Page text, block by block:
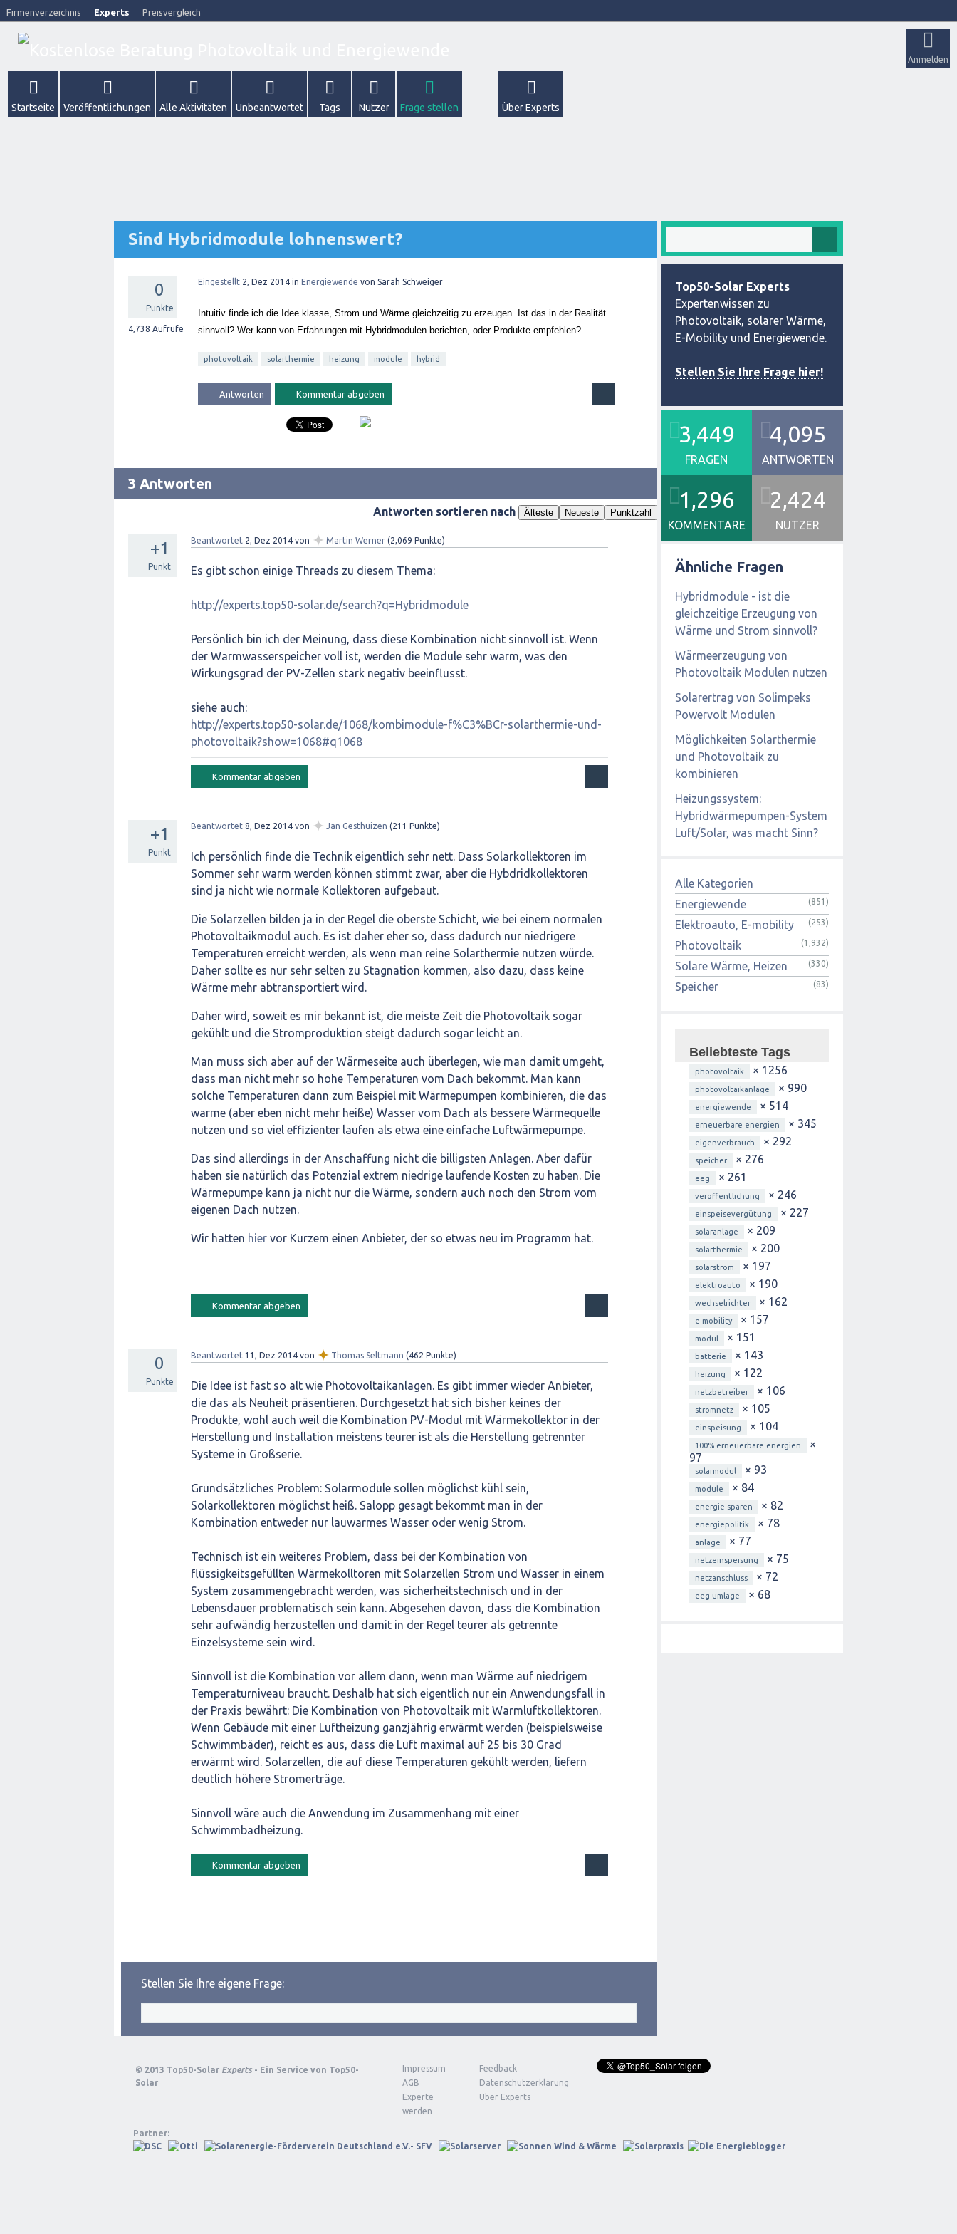
Firmenverzeichnis Experts Preisvergleich
Anmelden
Startseite Veröffentlichungen Alle Aktivitäten Unbeantwortet Tags Nutzer Frage stellen Über Experts
Sind Hybridmodule lohnenswert?
0
Punkte
4,738 Aufrufe
Eingestellt 2, Dez 2014 in Energiewende von Sarah Schweiger
Intuitiv finde ich die Idee klasse, Strom und Wärme gleichzeitig zu erzeugen. Ist das in der Realität
sinnvoll? Wer kann von Erfahrungen mit Hybridmodulen berichten, oder Produkte empfehlen?
photovoltaik solarthermie heizung module hybrid
3 Antworten
Antworten sortieren nach Älteste Neueste Punktzahl
+1
Punkt
Beantwortet 2, Dez 2014 von ✦ Martin Werner (2,069 Punkte)
Es gibt schon einige Threads zu diesem Thema:
http://experts.top50-solar.de/search?q=Hybridmodule
Persönlich bin ich der Meinung, dass diese Kombination nicht sinnvoll ist. Wenn
der Warmwasserspeicher voll ist, werden die Module sehr warm, was den
Wirkungsgrad der PV-Zellen stark negativ beeinflusst.
siehe auch:
http://experts.top50-solar.de/1068/kombimodule-f%C3%BCr-solarthermie-und-
photovoltaik?show=1068#q1068
+1
Punkt
Beantwortet 8, Dez 2014 von ✦ Jan Gesthuizen (211 Punkte)
Ich persönlich finde die Technik eigentlich sehr nett. Dass Solarkollektoren im
Sommer sehr warm werden können stimmt zwar, aber die Hybdridkollektoren
sind ja nicht wie normale Kollektoren aufgebaut.
Die Solarzellen bilden ja in der Regel die oberste Schicht, wie bei einem normalen
Photovoltaikmodul auch. Es ist daher eher so, dass dadurch nur niedrigere
Temperaturen erreicht werden, als wenn man reine Solarthermie nutzen würde.
Daher sollte es nur sehr selten zu Stagnation kommen, also dazu, dass keine
Wärme mehr abtransportiert wird.
Daher wird, soweit es mir bekannt ist, die meiste Zeit die Photovoltaik sogar
gekühlt und die Stromproduktion steigt dadurch sogar leicht an.
Man muss sich aber auf der Wärmeseite auch überlegen, wie man damit umgeht,
dass man nicht mehr so hohe Temperaturen vom Dach bekommt. Man kann
solche Temperaturen dann zum Beispiel mit Wärmepumpen kombinieren, die das
warme (aber eben nicht mehr heiße) Wasser vom Dach als bessere Wärmequelle
nutzen und so viel effizienter laufen als etwa eine einfache Luftwärmepumpe.
Das sind allerdings in der Anschaffung nicht die billigsten Anlagen. Aber dafür
haben sie natürlich das Potenzial extrem niedrige laufende Kosten zu haben. Die
Wärmepumpe kann ja nicht nur die Wärme, sondern auch noch den Strom vom
eigenen Dach nutzen.
Wir hatten hier vor Kurzem einen Anbieter, der so etwas neu im Programm hat.
0
Punkte
Beantwortet 11, Dez 2014 von ✦ Thomas Seltmann (462 Punkte)
Die Idee ist fast so alt wie Photovoltaikanlagen. Es gibt immer wieder Anbieter,
die das als Neuheit präsentieren. Durchgesetzt hat sich bisher keines der
Produkte, wohl auch weil die Kombination PV-Modul mit Wärmekollektor in der
Herstellung und Installation meistens teurer ist als die Herstellung getrennter
Systeme in Großserie.
Grundsätzliches Problem: Solarmodule sollen möglichst kühl sein,
Solarkollektoren möglichst heiß. Salopp gesagt bekommt man in der
Kombination entweder nur lauwarmes Wasser oder wenig Strom.
Technisch ist ein weiteres Problem, dass bei der Kombination von
flüssigkeitsgefüllten Wärmekolltoren mit Solarzellen Strom und Wasser in einem
System zusammengebracht werden, was sicherheitstechnisch und in der
Lebensdauer problematisch sein kann. Abgesehen davon, dass die Kombination
sehr aufwändig herzustellen und damit in der Regel teurer als getrennte
Einzelsysteme sein wird.
Sinnvoll ist die Kombination vor allem dann, wenn man Wärme auf niedrigem
Temperaturniveau braucht. Deshalb hat sich eigentlich nur ein Anwendungsfall in
der Praxis bewährt: Die Kombination von Photovoltaik mit Warmluftkollektoren.
Wenn Gebäude mit einer Luftheizung ganzjährig erwärmt werden (beispielsweise
Schwimmbäder), reicht es aus, dass die Luft maximal auf 25 bis 30 Grad
erwärmt wird. Solarzellen, die auf diese Temperaturen gekühlt werden, liefern
deutlich höhere Stromerträge.
Sinnvoll wäre auch die Anwendung im Zusammenhang mit einer
Schwimmbadheizung.
Stellen Sie Ihre eigene Frage:
Top50-Solar Experts
Expertenwissen zu
Photovoltaik, solarer Wärme,
E-Mobility und Energiewende.
Stellen Sie Ihre Frage hier!
3,449
FRAGEN
4,095
ANTWORTEN
1,296
KOMMENTARE
2,424
NUTZER
Ähnliche Fragen
Hybridmodule - ist die
gleichzeitige Erzeugung von
Wärme und Strom sinnvoll?
Wärmeerzeugung von
Photovoltaik Modulen nutzen
Solarertrag von Solimpeks
Powervolt Modulen
Möglichkeiten Solarthermie
und Photovoltaik zu
kombinieren
Heizungssystem:
Hybridwärmepumpen-System
Luft/Solar, was macht Sinn?
Alle Kategorien
Energiewende
(851)
Elektroauto, E-mobility (253)
Photovoltaik (1,932)
Solare Wärme, Heizen (330)
Speicher (83)
Beliebteste Tags
photovoltaik × 1256
photovoltaikanlage × 990
energiewende × 514
erneuerbare energien × 345
eigenverbrauch × 292
speicher × 276
eeg × 261
veröffentlichung × 246
einspeisevergütung × 227
solaranlage × 209
solarthermie × 200
solarstrom × 197
elektroauto × 190
wechselrichter × 162
e-mobility × 157
modul × 151
batterie × 143
heizung × 122
netzbetreiber × 106
stromnetz × 105
einspeisung × 104
100% erneuerbare energien
×
97
solarmodul × 93
module × 84
energie sparen × 82
energiepolitik × 78
anlage × 77
netzeinspeisung × 75
netzanschluss × 72
eeg-umlage × 68
© 2013 Top50-Solar Experts - Ein Service von Top50-
Solar
Impressum
Feedback
AGB
Datenschutzerklärung
Experte
werden
Über Experts
Partner: